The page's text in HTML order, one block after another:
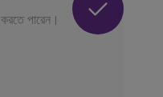
করতে পারেন।